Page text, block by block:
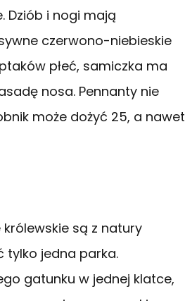
Dziób i nogi mają
czerwono-niebieskie
płeć, samiczka ma
nosa. Pennanty nie
może dożyć 25, a nawet
są z natury
tylko jedna parka.
gatunku w jednej klatce,